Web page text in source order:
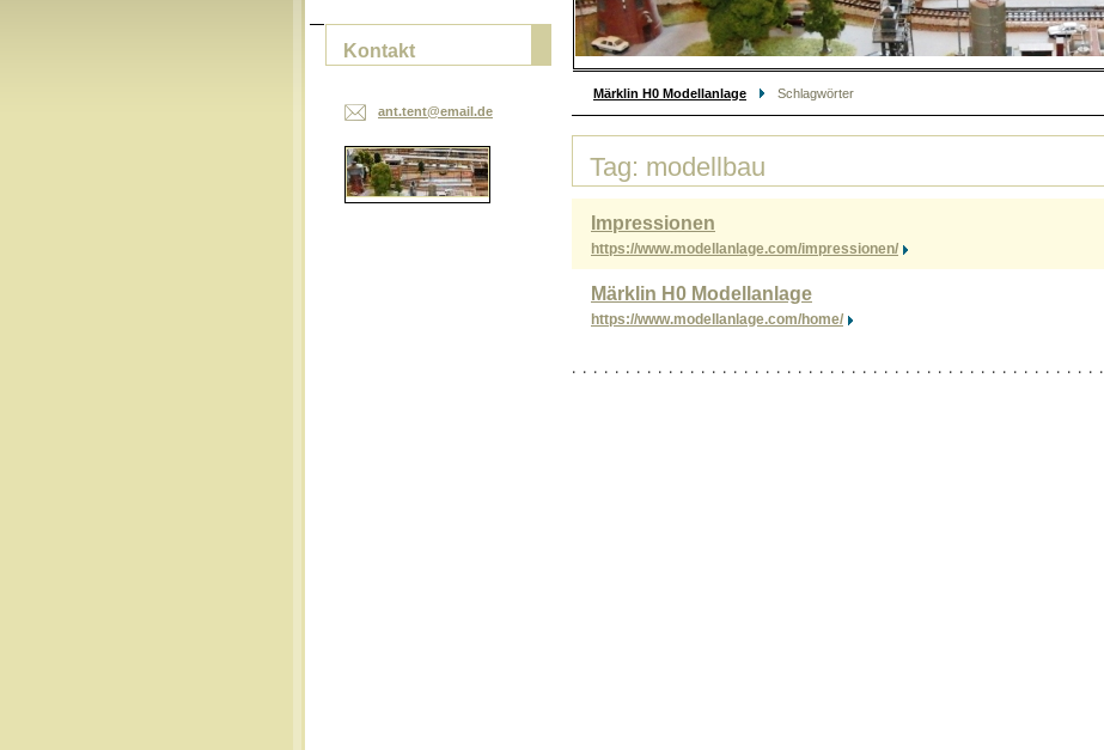
Märklin H0 Modellanlage Schlagwörter
Tag: modellbau
Impressionen
https://www.modellanlage.com/impressionen/
Märklin H0 Modellanlage
https://www.modellanlage.com/home/
Kontakt
ant.tent@email.de